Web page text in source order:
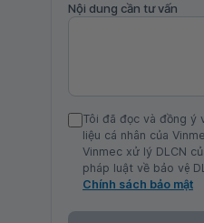
Nội dung cần tư vấn
Tôi đã đọc và đồng ý
liệu cá nhân của
Vinmec xử lý DLCN
pháp luật về bảo vệ
Chính sách bảo mật